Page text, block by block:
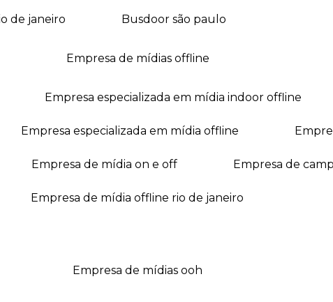
de janeiro busdoor são paulo
empresa de mídias offline
empresa especializada em mídia indoor offline
empresa especializada em mídia offline
empresa de mídia on e off empresa de
empresa de mídia offline rio de janeiro
empresa de mídias ooh